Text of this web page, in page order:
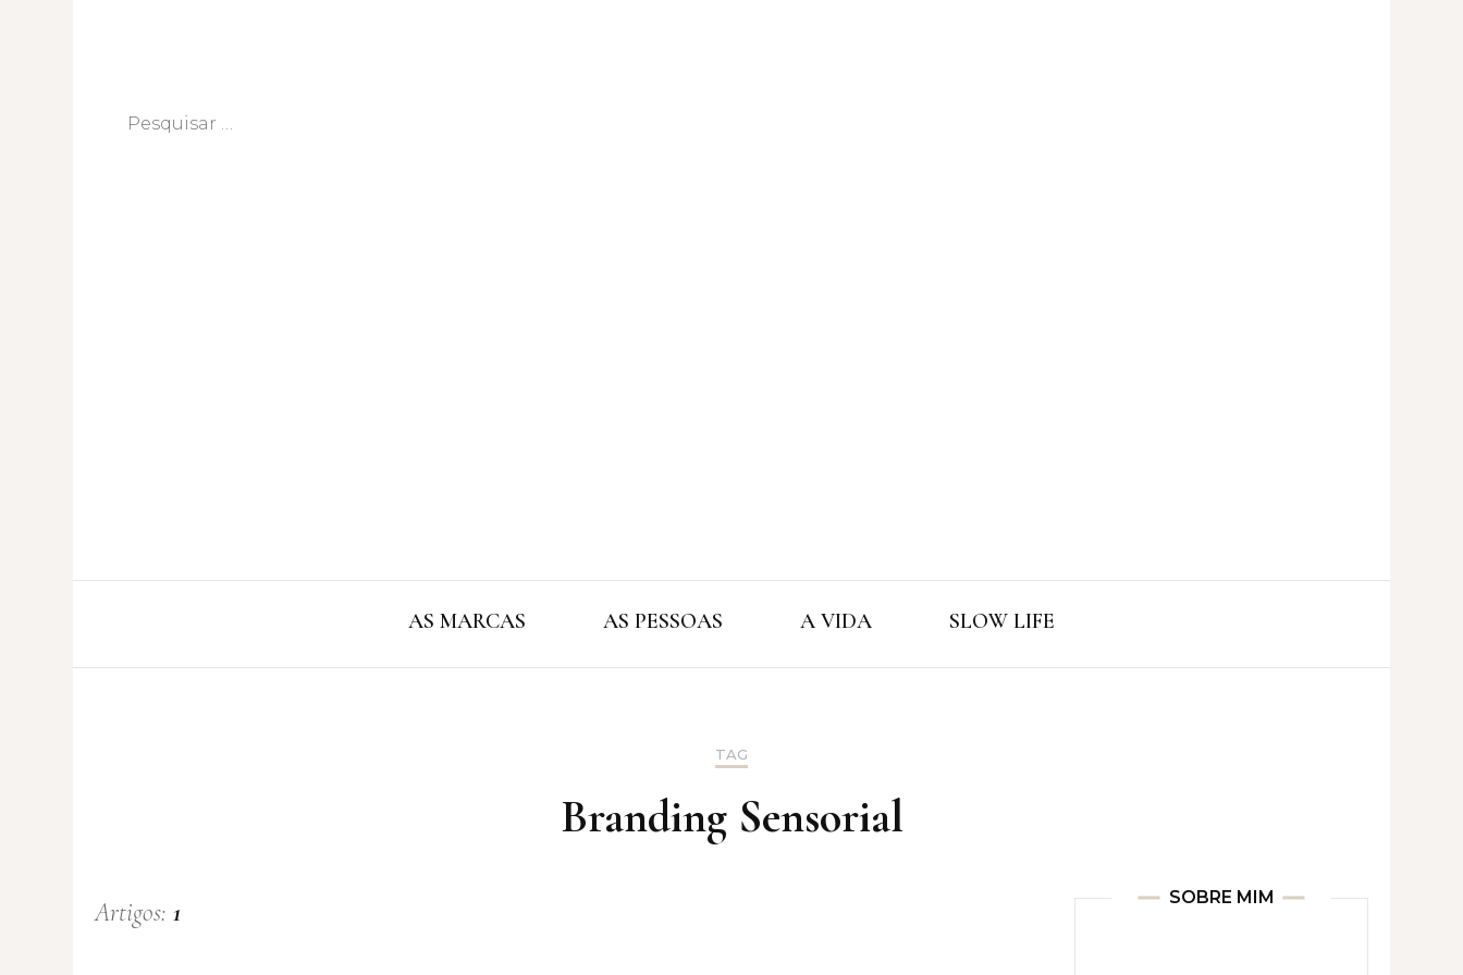
Pesquisar
Cristina Amaro
AS MARCAS AS PESSOAS A VIDA SLOW LIFE
TAG
Branding Sensorial
Artigos: 1 SOBRE MIM